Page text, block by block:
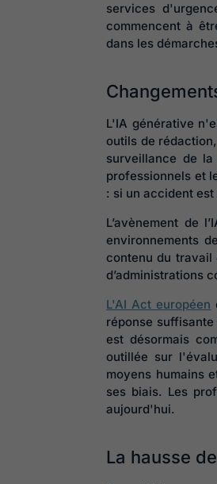
services
commencent à
dans les
L'IA générative
outils de
surveillance de
professionnels et
: si un accident
L’avènement de
environnements
contenu du travail
d’administrations
L'AI Act européen
réponse
est désormais
outillée sur
moyens humains
ses biais. Les
aujourd'hui.
La hausse